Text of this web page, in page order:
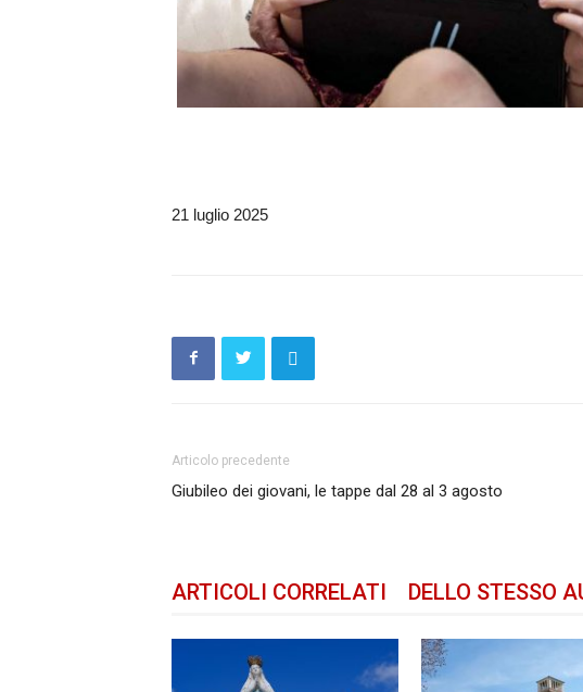
21 luglio 2025
Articolo precedente
Giubileo dei giovani, le tappe dal 28 al 3 agosto
ARTICOLI CORRELATI DELLO STESSO